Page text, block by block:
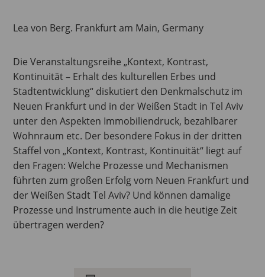
Lea von Berg. Frankfurt am Main, Germany
Die Veranstaltungsreihe „Kontext, Kontrast,
Kontinuität – Erhalt des kulturellen Erbes und
Stadtentwicklung“ diskutiert den Denkmalschutz im
Neuen Frankfurt und in der Weißen Stadt in Tel Aviv
unter den Aspekten Immobiliendruck, bezahlbarer
Wohnraum etc. Der besondere Fokus in der dritten
Staffel von „Kontext, Kontrast, Kontinuität“ liegt auf
den Fragen: Welche Prozesse und Mechanismen
führten zum großen Erfolg vom Neuen Frankfurt und
der Weißen Stadt Tel Aviv? Und können damalige
Prozesse und Instrumente auch in die heutige Zeit
übertragen werden?